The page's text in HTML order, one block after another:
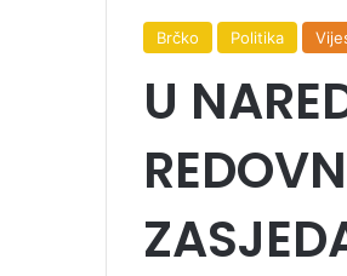
Brčko Politika
U